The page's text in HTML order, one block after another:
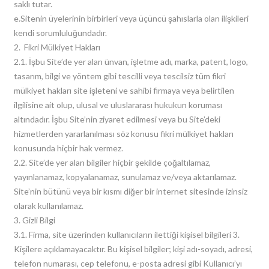
saklı tutar.
e.Sitenin üyelerinin birbirleri veya üçüncü şahıslarla olan ilişkileri
kendi sorumluluğundadır.
2. Fikri Mülkiyet Hakları
2.1. İşbu Site’de yer alan ünvan, işletme adı, marka, patent, logo,
tasarım, bilgi ve yöntem gibi tescilli veya tescilsiz tüm fikri
mülkiyet hakları site işleteni ve sahibi firmaya veya belirtilen
ilgilisine ait olup, ulusal ve uluslararası hukukun koruması
altındadır. İşbu Site’nin ziyaret edilmesi veya bu Site’deki
hizmetlerden yararlanılması söz konusu fikri mülkiyet hakları
konusunda hiçbir hak vermez.
2.2. Site’de yer alan bilgiler hiçbir şekilde çoğaltılamaz,
yayınlanamaz, kopyalanamaz, sunulamaz ve/veya aktarılamaz.
Site’nin bütünü veya bir kısmı diğer bir internet sitesinde izinsiz
olarak kullanılamaz.
3. Gizli Bilgi
3.1. Firma, site üzerinden kullanıcıların ilettiği kişisel bilgileri 3.
Kişilere açıklamayacaktır. Bu kişisel bilgiler; kişi adı-soyadı, adresi,
telefon numarası, cep telefonu, e-posta adresi gibi Kullanıcı’yı